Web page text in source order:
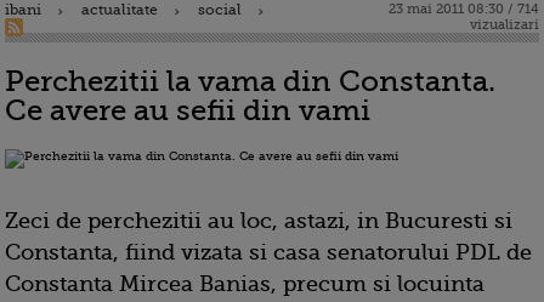
ibani actualitate social
23 mai 2011 08:30 / 714
vizualizari
Perchezitii la vama din Constanta.
Ce avere au sefii din vami
Zeci de perchezitii au loc, astazi, in Bucuresti si
Constanta, fiind vizata si casa senatorului PDL de
Constanta Mircea Banias, precum si locuinta